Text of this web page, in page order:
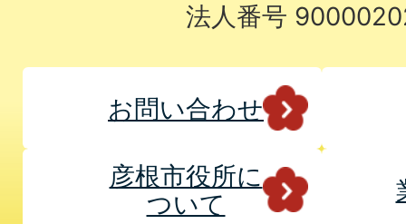
法人番号
お問い合わせ
彦根市役所に
ついて